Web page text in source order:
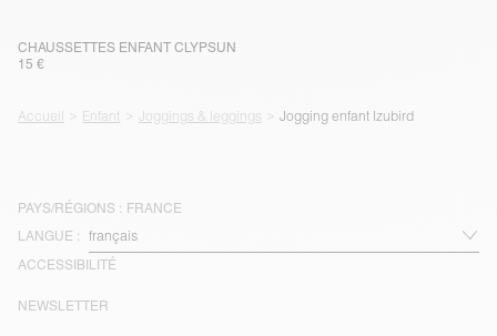
CHAUSSETTES ENFANT CLYPSUN
15 €
Accueil Enfant Joggings & leggings Jogging enfant Izubird
PAYS/RÉGIONS : FRANCE
LANGUE :
ACCESSIBILITÉ
NEWSLETTER